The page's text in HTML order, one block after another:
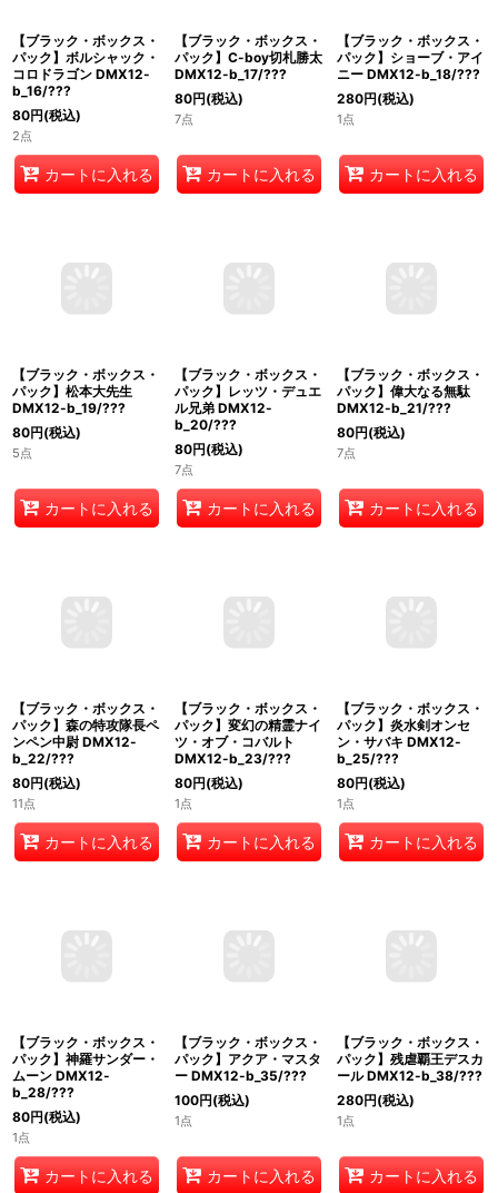
【ブラック・ボックス・
パック】ボルシャック・
コロドラゴン DMX12-
b_16/???
80円(税込)
2点
【ブラック・ボックス・
パック】C-boy切札勝太
DMX12-b_17/???
80円(税込)
7点
【ブラック・ボックス・
パック】ショーブ・アイ
ニー DMX12-b_18/???
280円(税込)
1点
パック】松本大先生
DMX12-b_19/???
【ブラック・ボックス・
パック】レッツ・デュエ
ル兄弟 DMX12-
b_20/???
パック】偉大なる無駄
DMX12-b_21/???